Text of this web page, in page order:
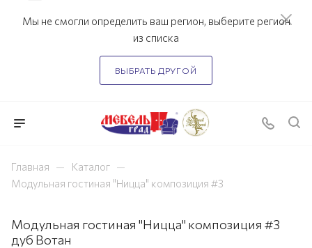
Мы не смогли определить ваш регион, выберите регион
из списка
ВЫБРАТЬ ДРУГОЙ
Главная — Каталог —
Модульная гостиная "Ницца" композиция #3
Модульная гостиная "Ницца" композиция #3
дуб Вотан